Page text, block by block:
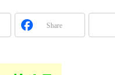
Share